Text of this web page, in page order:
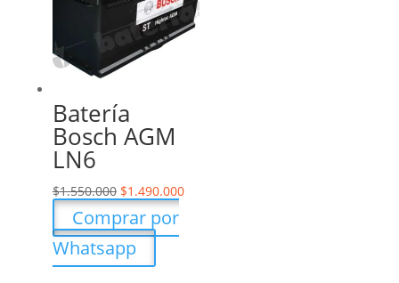
Batería
Bosch AGM
LN6
$1.550.000 $1.490.000
Comprar por
Whatsapp